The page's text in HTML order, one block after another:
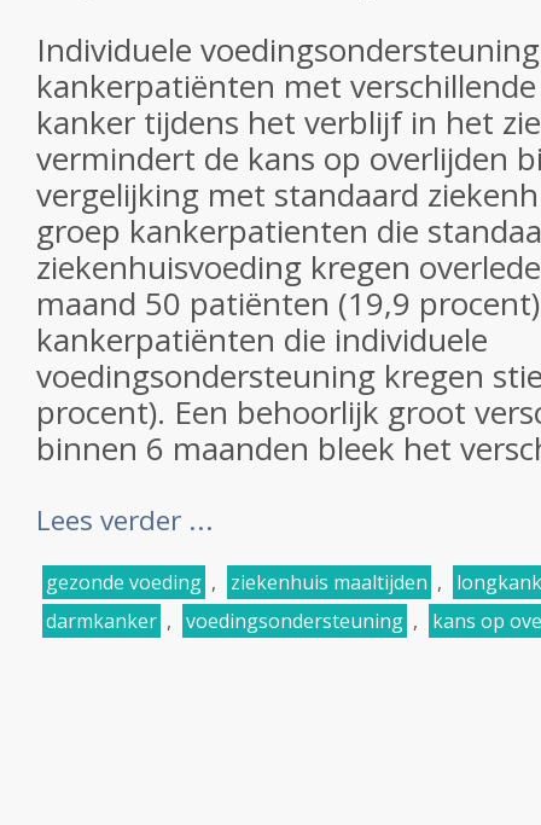
Individuele
kankerpatiënten met
kanker tijdens het verblijf in het
vermindert de kans op overlijden
vergelijking met standaard
groep kankerpatienten die
ziekenhuisvoeding kregen
maand 50 patiënten (19,9
kankerpatiënten die individuele
voedingsondersteuning kregen
procent). Een behoorlijk groot
binnen 6 maanden bleek het
Lees verder ...
gezonde voeding , ziekenhuis maaltijden ,
darmkanker , voedingsondersteuning , kans op